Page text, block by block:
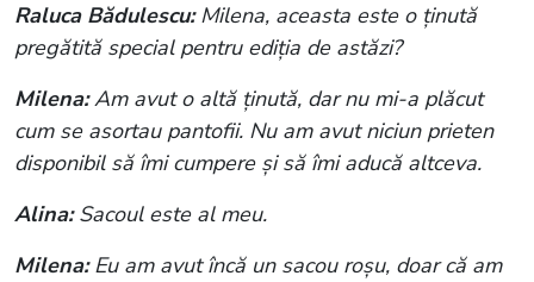
Raluca Bădulescu:Milena, aceasta este o ținută
pregătită special pentru ediția de astăzi?
Milena:Am avut o altă ținută, dar nu mi-a plăcut
cum se asortau pantofii. Nu am avut niciun prieten
disponibil să îmi cumpere și să îmi aducă altceva.
Alina:Sacoul este al meu.
Milena:Eu am avut încă un sacou roșu, doar că am